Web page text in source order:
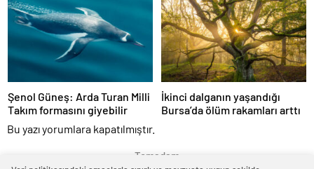
Şenol Güneş: Arda Turan Milli
Takım formasını giyebilir
İkinci dalganın yaşandığı
Bursa’da ölüm rakamları arttı
Bu yazı yorumlara kapatılmıştır.
Temadam